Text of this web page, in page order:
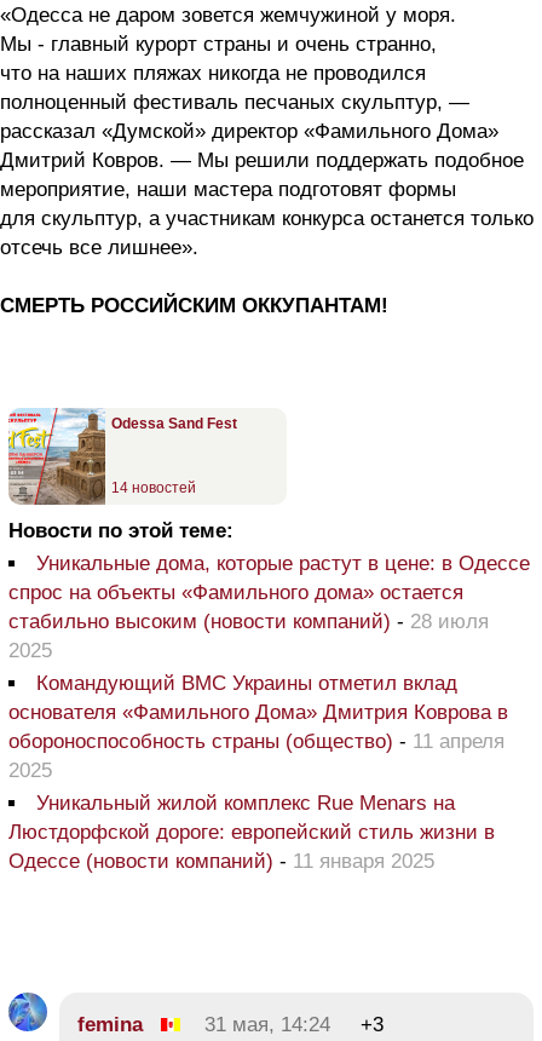
«Одесса не даром зовется жемчужиной у моря.
Мы - главный курорт страны и очень странно,
что на наших пляжах никогда не проводился
полноценный фестиваль песчаных скульптур, —
рассказал «Думской» директор «Фамильного Дома»
Дмитрий Ковров. — Мы решили поддержать подобное
мероприятие, наши мастера подготовят формы
для скульптур, а участникам конкурса останется только
отсечь все лишнее».
СМЕРТЬ РОССИЙСКИМ ОККУПАНТАМ!
Odessa Sand Fest
14 новостей
Новости по этой теме:
Уникальные дома, которые растут в цене: в Одессе
спрос на объекты «Фамильного дома» остается
стабильно высоким (новости компаний) - 28 июля
2025
Командующий ВМС Украины отметил вклад
основателя «Фамильного Дома» Дмитрия Коврова в
обороноспособность страны (общество) - 11 апреля
2025
Уникальный жилой комплекс Rue Menars на
Люстдорфской дороге: европейский стиль жизни в
Одессе (новости компаний) - 11 января 2025
femina 31 мая, 14:24
+3